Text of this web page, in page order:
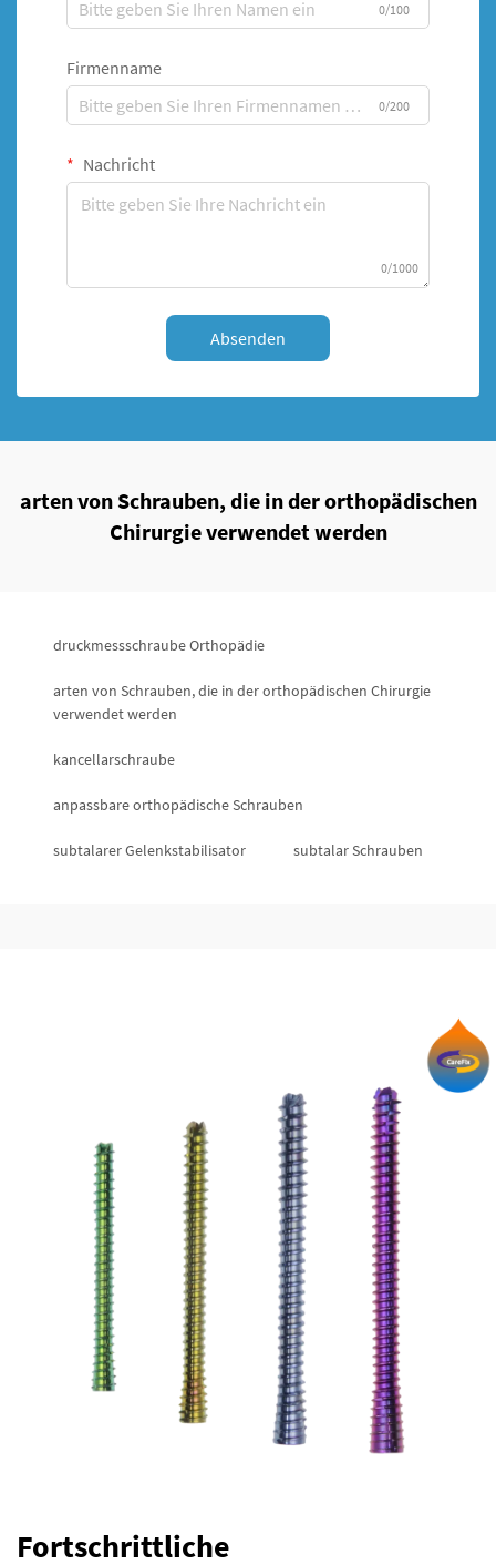
0/100
Firmenname
0/200
Nachricht
0/1000
Absenden
arten von Schrauben, die in der orthopädischen
Chirurgie verwendet werden
druckmessschraube Orthopädie
arten von Schrauben, die in der orthopädischen Chirurgie
verwendet werden
kancellarschraube
anpassbare orthopädische Schrauben
subtalarer Gelenkstabilisator subtalar Schrauben
Fortschrittliche